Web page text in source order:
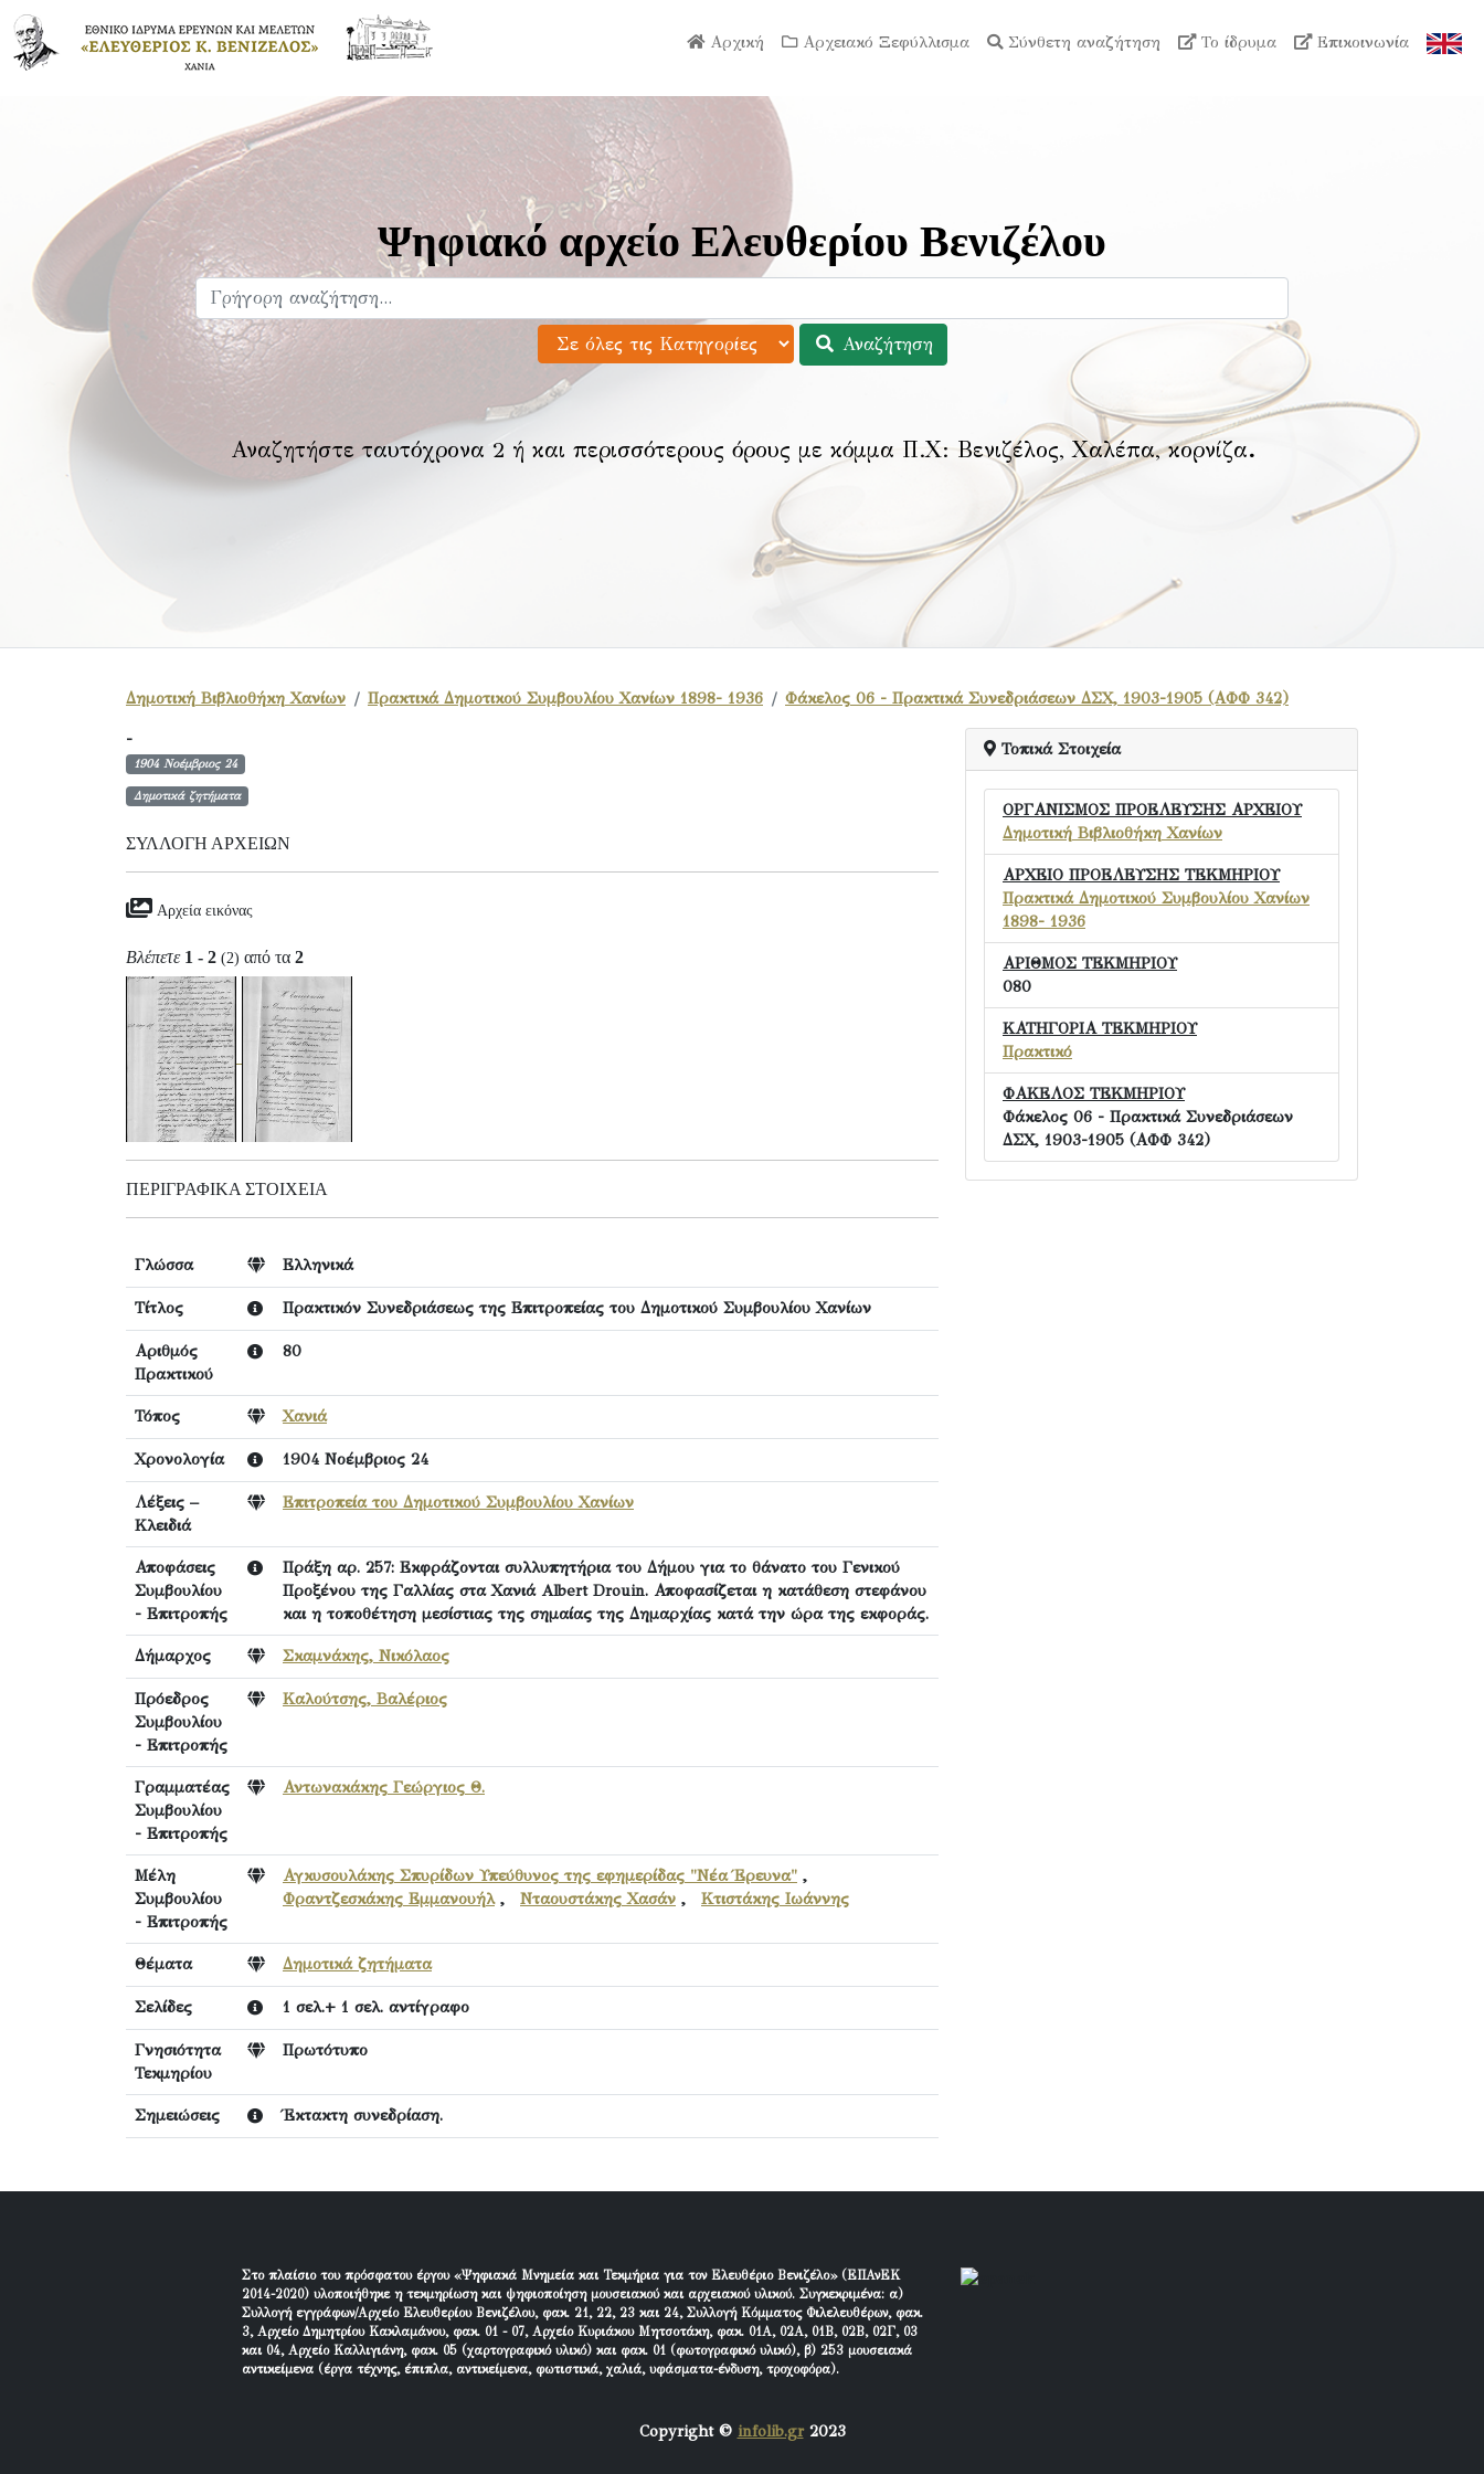
Αρχική Αρχειακό Ξεφύλλισμα Σύνθετη αναζήτηση Το ίδρυμα Επικοινωνία
Ψηφιακό αρχείο Ελευθερίου Βενιζέλου
Αναζήτηση
Αναζητήστε ταυτόχρονα 2 ή και περισσότερους όρους με κόμμα Π.Χ: Βενιζέλος, Χαλέπα, κορνίζα.
Δημοτική Βιβλιοθήκη Χανίων Πρακτικά Δημοτικού Συμβουλίου Χανίων 1898- 1936 Φάκελος 06 - Πρακτικά Συνεδριάσεων ΔΣΧ, 1903-1905 (ΑΦΦ 342)
-
1904 Νοέμβριος 24
Δημοτικά ζητήματα
ΣΥΛΛΟΓΉ ΑΡΧΕΊΩΝ
Αρχεία εικόνας
Βλέπετε 1 - 2 (2) από τα 2
ΠΕΡΙΓΡΑΦΙΚΆ ΣΤΟΙΧΕΊΑ
Γλώσσα Ελληνικά
Τίτλος Πρακτικόν Συνεδριάσεως της Επιτροπείας του Δημοτικού Συμβουλίου Χανίων
Αριθμός
Πρακτικού
80
Τόπος Χανιά
Χρονολογία 1904 Νοέμβριος 24
Λέξεις –
Κλειδιά
Επιτροπεία του Δημοτικού Συμβουλίου Χανίων
Αποφάσεις
Συμβουλίου
- Επιτροπής
Πράξη αρ. 257: Εκφράζονται συλλυπητήρια του Δήμου για το θάνατο του Γενικού
Προξένου της Γαλλίας στα Χανιά Albert Drouin. Αποφασίζεται η κατάθεση στεφάνου
και η τοποθέτηση μεσίστιας της σημαίας της Δημαρχίας κατά την ώρα της εκφοράς.
Δήμαρχος Σκαμνάκης, Νικόλαος
Πρόεδρος
Συμβουλίου
- Επιτροπής
Καλούτσης, Βαλέριος
Γραμματέας
Συμβουλίου
- Επιτροπής
Αντωνακάκης Γεώργιος Θ.
Μέλη
Συμβουλίου
- Επιτροπής
Αγκυσουλάκης Σπυρίδων Υπεύθυνος της εφημερίδας "Νέα Έρευνα" ,
Φραντζεσκάκης Εμμανουήλ, Νταουστάκης Χασάν , Κτιστάκης Ιωάννης
Θέματα Δημοτικά ζητήματα
Σελίδες 1 σελ.+ 1 σελ. αντίγραφο
Γνησιότητα
Τεκμηρίου
Πρωτότυπο
Σημειώσεις Έκτακτη συνεδρίαση.
Τοπικά Στοιχεία
ΟΡΓΑΝΙΣΜΟΣ ΠΡΟΕΛΕΥΣΗΣ ΑΡΧΕΙΟΥ
Δημοτική Βιβλιοθήκη Χανίων
ΑΡΧΕΙΟ ΠΡΟΕΛΕΥΣΗΣ ΤΕΚΜΗΡΙΟΥ
Πρακτικά Δημοτικού Συμβουλίου Χανίων
1898- 1936
ΑΡΙΘΜΟΣ ΤΕΚΜΗΡΙΟΥ
080
ΚΑΤΗΓΟΡΙΑ ΤΕΚΜΗΡΙΟΥ
Πρακτικό
ΦΑΚΕΛΟΣ ΤΕΚΜΗΡΙΟΥ
Φάκελος 06 - Πρακτικά Συνεδριάσεων
ΔΣΧ, 1903-1905 (ΑΦΦ 342)
Στο πλαίσιο του πρόσφατου έργου «Ψηφιακά Μνημεία και Τεκμήρια για τον Ελευθέριο Βενιζέλο» (ΕΠΑνΕΚ
2014-2020) υλοποιήθηκε η τεκμηρίωση και ψηφιοποίηση μουσειακού και αρχειακού υλικού. Συγκεκριμένα: α)
Συλλογή εγγράφων/Αρχείο Ελευθερίου Βενιζέλου, φακ. 21, 22, 23 και 24, Συλλογή Κόμματος Φιλελευθέρων, φακ.
3, Αρχείο Δημητρίου Κακλαμάνου, φακ. 01 - 07, Αρχείο Κυριάκου Μητσοτάκη, φακ. 01Α, 02Α, 01Β, 02Β, 02Γ, 03
και 04, Αρχείο Καλλιγιάνη, φακ. 05 (χαρτογραφικό υλικό) και φακ. 01 (φωτογραφικό υλικό), β) 253 μουσειακά
αντικείμενα (έργα τέχνης, έπιπλα, αντικείμενα, φωτιστικά, χαλιά, υφάσματα-ένδυση, τροχοφόρα).
Copyright © infolib.gr2023